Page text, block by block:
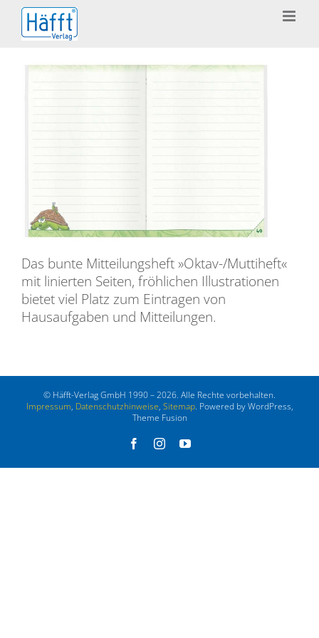
Zum
Inhalt
springen
Das bunte Mitteilungsheft »Oktav-/Muttiheft«
mit linierten Seiten, fröhlichen Illustrationen
bietet viel Platz zum Eintragen von
Hausaufgaben und Mitteilungen.
© Häfft-Verlag GmbH 1990 – 2026. Alle Rechte vorbehalten.
Impressum, Datenschutzhinweise, Sitemap. Powered by WordPress,
Theme Fusion
FacebookInstagramYouTube